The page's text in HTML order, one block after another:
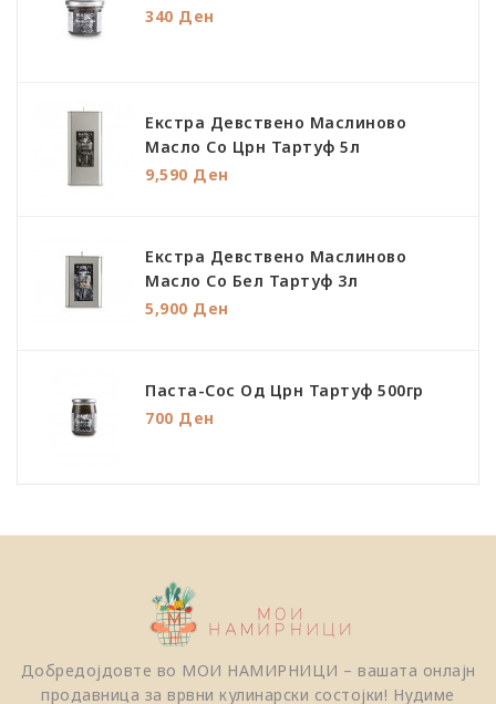
340 Ден
Екстра Девствено Маслиново
Масло Со Црн Тартуф 5л
9,590 Ден
Екстра Девствено Маслиново
Масло Со Бел Тартуф 3л
5,900 Ден
Паста-Сос Од Црн Тартуф 500гр
700 Ден
Добредојдовте во МОИ НАМИРНИЦИ – вашата онлајн
продавница за врвни кулинарски состојки! Нудиме